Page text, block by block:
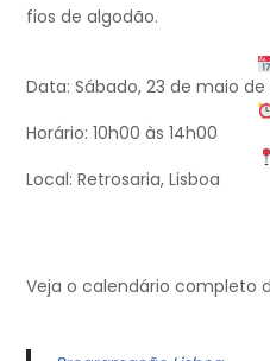
fios de algodão.
Data: Sábado, 23 de maio de
Horário: 10h00 às 14h00
Local: Retrosaria, Lisboa
Veja o calendário completo